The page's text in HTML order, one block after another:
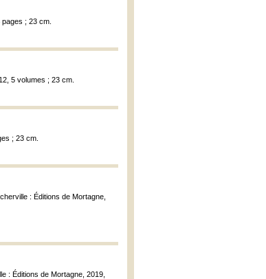
; 23 cm.
5 volumes ; 23 cm.
; 23 cm.
: Éditions de Mortagne,
: Éditions de Mortagne, 2019,